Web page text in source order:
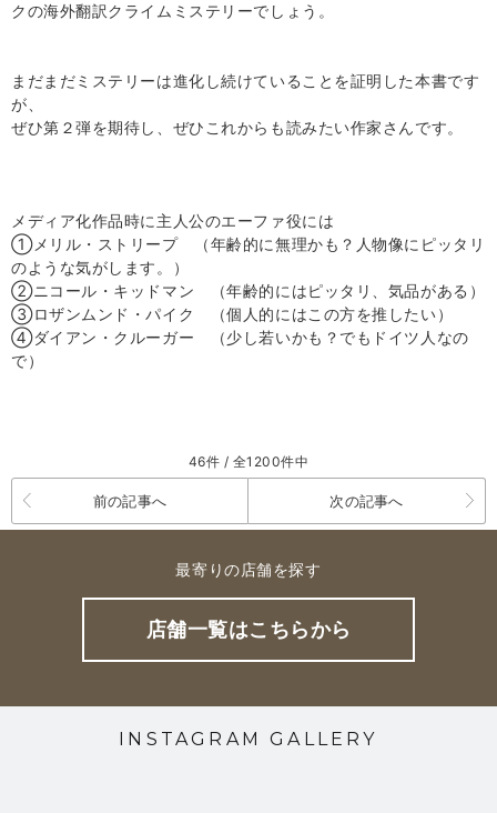
クの海外翻訳クライムミステリーでしょう。
まだまだミステリーは進化し続けていることを証明した本書です
が、
ぜひ第２弾を期待し、ぜひこれからも読みたい作家さんです。
メディア化作品時に主人公のエーファ役には
①メリル・ストリープ （年齢的に無理かも？人物像にピッタリ
のような気がします。）
②ニコール・キッドマン （年齢的にはピッタリ、気品がある）
③ロザンムンド・パイク （個人的にはこの方を推したい）
④ダイアン・クルーガー （少し若いかも？でもドイツ人なの
で）
46件 / 全1200件中
前の記事へ 次の記事へ
最寄りの店舗を探す
店舗一覧はこちらから
INSTAGRAM GALLERY